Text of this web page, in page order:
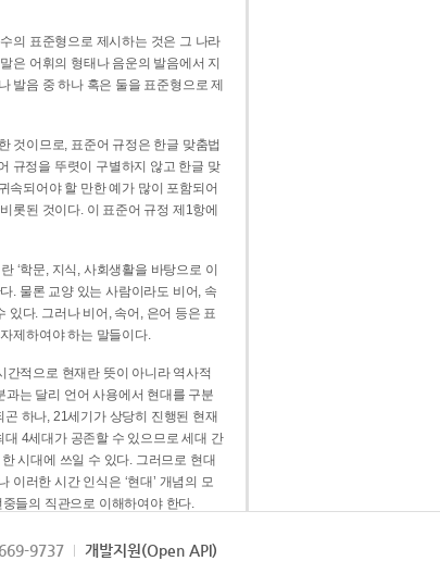
의 표준형으로 제시하는 것은 그 나라
은 어휘의 형태나 음운의 발음에서 지
발음 중 하나 혹은 둘을 표준형으로 제
것이므로, 표준어 규정은 한글 맞춤법
규정을 뚜렷이 구별하지 않고 한글 맞
속되어야 할 만한 예가 많이 포함되어
롯된 것이다. 이 표준어 규정 제1항에
‘학문, 지식, 사회생활을 바탕으로 이
. 물론 교양 있는 사람이라도 비어, 속
있다. 그러나 비어, 속어, 은어 등은 표
제하여야 하는 말들이다.
간적으로 현재란 뜻이 아니라 역사적
는 달리 언어 사용에서 현대를 구분
하나, 21세기가 상당히 진행된 현재
4세대가 공존할 수 있으므로 세대 간
시대에 쓰일 수 있다. 그러므로 현대
러한 시간 인식은 ‘현대’ 개념의 모
들의 직관으로 이해하여야 한다.
을 가장 크게 드러내 주는 기준이다.
9737 개발지원(Open API)